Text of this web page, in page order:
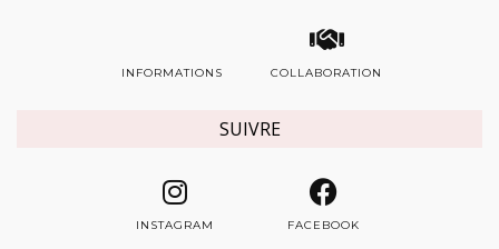
INFORMATIONS COLLABORATION
SUIVRE
INSTAGRAM FACEBOOK